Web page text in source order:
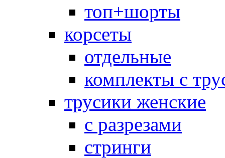
топ+шорты
корсеты
отдельные
комплекты с
трусики женские
с разрезами
стринги